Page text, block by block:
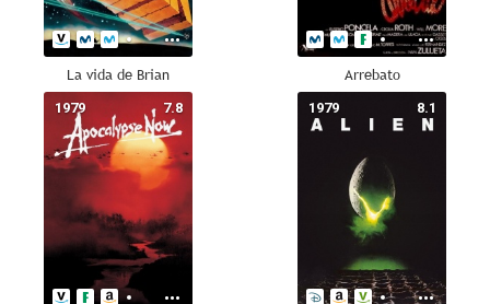
La vida de Brian Arrebato
7.8
1979 8.1
1979